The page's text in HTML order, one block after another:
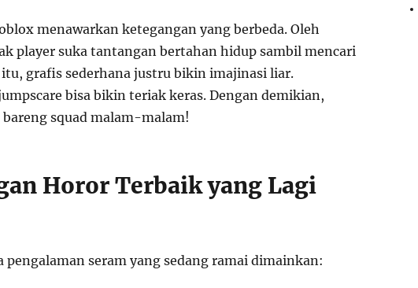
menawarkan ketegangan yang berbeda. Oleh
player suka tantangan bertahan hidup sambil mencari
grafis sederhana justru bikin imajinasi liar.
bisa bikin teriak keras. Dengan demikian,
squad malam-malam!
Horor Terbaik yang Lagi
pengalaman seram yang sedang ramai dimainkan: